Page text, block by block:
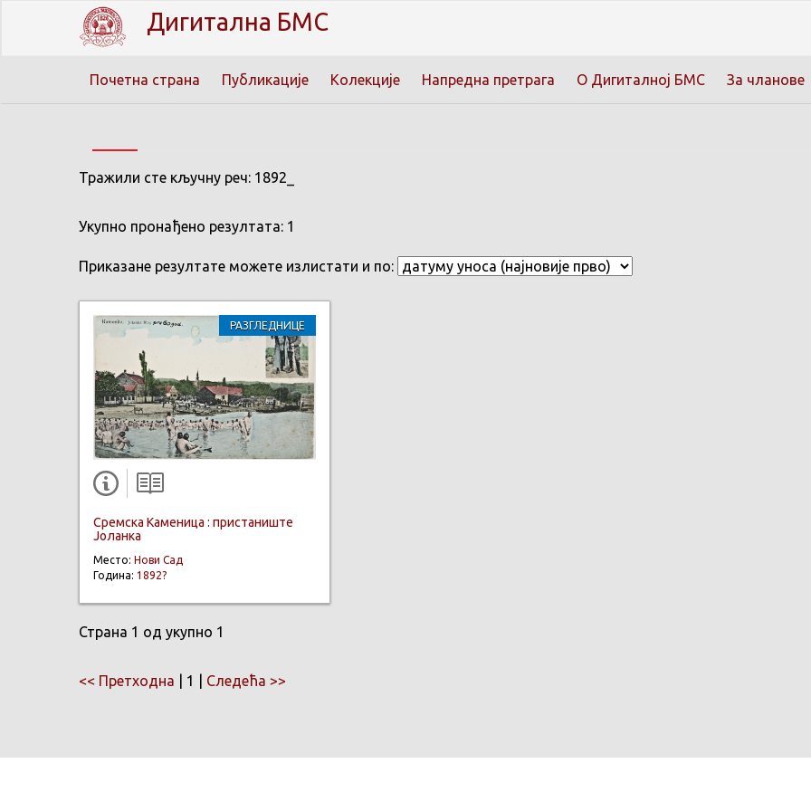
Дигитална БМС
Почетна страна Публикације Колекције Напредна претрага О Дигиталној БМС За чланове
Тражили сте кључну реч: 1892_
Укупно пронађено резултата: 1
Приказане резултате можете излистати и по:
РАЗГЛЕДНИЦЕ
Сремска Каменица : пристаниште
Јоланка
Место: Нови Сад
Година: 1892?
Страна 1 од укупно 1
<< Претходна | 1 | Следећа >>